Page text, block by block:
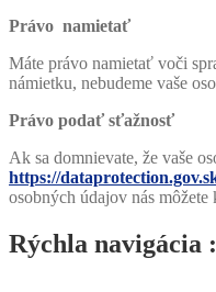
Právo namietať
Máte právo namietať voči
námietku, nebudeme vaše
Právo podať sťažnosť
Ak sa domnievate, že vaše
https://
osobných údajov nás
Rýchla navigácia :